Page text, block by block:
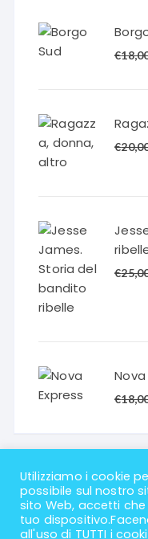
€
€
€
Nova
€
Utilizziamo i cookie
possibile sul nostro
sito Web, accetti
tuo
all'uso di TUTTI i